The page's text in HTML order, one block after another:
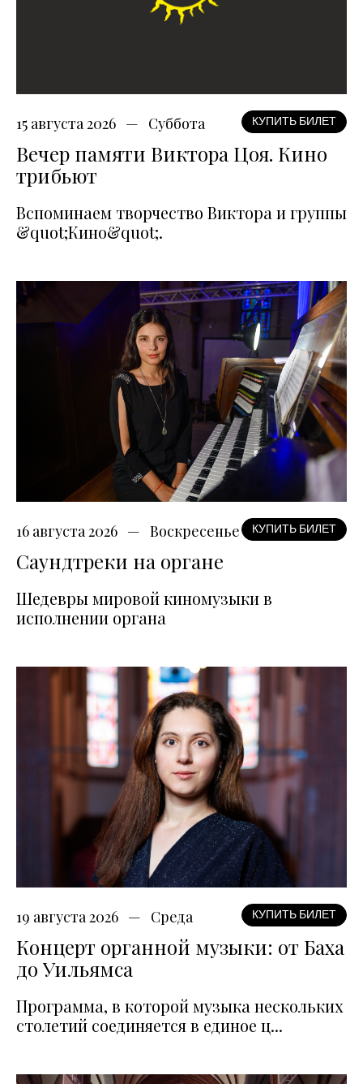
15 августа 2026 Суббота КУПИТЬ БИЛЕТ
Вечер памяти Виктора Цоя. Кино
трибьют
Вспоминаем творчество Виктора и группы
&quot;Кино&quot;.
16 августа 2026 Воскресенье КУПИТЬ БИЛЕТ
Саундтреки на органе
Шедевры мировой киномузыки в
исполнении органа
19 августа 2026 Среда КУПИТЬ БИЛЕТ
Концерт органной музыки: от Баха
до Уильямса
Программа, в которой музыка нескольких
столетий соединяется в единое ц...